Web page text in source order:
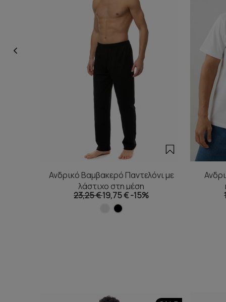
Ανδρικό Βαμβακερό Παντελόνι με
λάστιχο στη μέση
23,25 €19,75 €-15%